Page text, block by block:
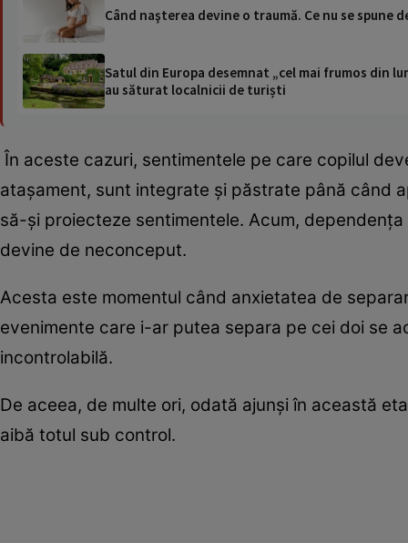
Când naşterea devine o traumă. Ce nu se spune
Satul din Europa desemnat „cel mai frumos din
au săturat localnicii de turiști
În aceste cazuri, sentimentele pe care copilul
atașament, sunt integrate și păstrate până când
să-și proiecteze sentimentele. Acum,
devine de neconceput.
Acesta este momentul când anxietatea de
evenimente care i-ar putea separa pe cei doi se
incontrolabilă.
De aceea, de multe ori, odată ajunși în această
aibă totul sub control.